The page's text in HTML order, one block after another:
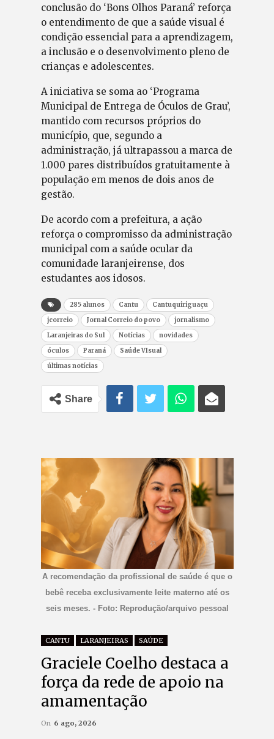
conclusão do ‘Bons Olhos Paraná’ reforça
o entendimento de que a saúde visual é
condição essencial para a aprendizagem,
a inclusão e o desenvolvimento pleno de
crianças e adolescentes.
A iniciativa se soma ao ‘Programa
Municipal de Entrega de Óculos de Grau’,
mantido com recursos próprios do
município, que, segundo a
administração, já ultrapassou a marca de
1.000 pares distribuídos gratuitamente à
população em menos de dois anos de
gestão.
De acordo com a prefeitura, a ação
reforça o compromisso da administração
municipal com a saúde ocular da
comunidade laranjeirense, dos
estudantes aos idosos.
285 alunos Cantu
Cantuquiriguaçu
jcorreio
Jornal Correio do povo
jornalismo
Laranjeiras do Sul
Notícias
novidades
óculos
Paraná
Saúde VIsual
últimas notícias
Share
A recomendação da profissional de saúde é que o
bebê receba exclusivamente leite materno até os
seis meses. - Foto: Reprodução/arquivo pessoal
CANTU LARANJEIRAS SAÚDE
Graciele Coelho destaca a
força da rede de apoio na
amamentação
On 6 ago, 2026